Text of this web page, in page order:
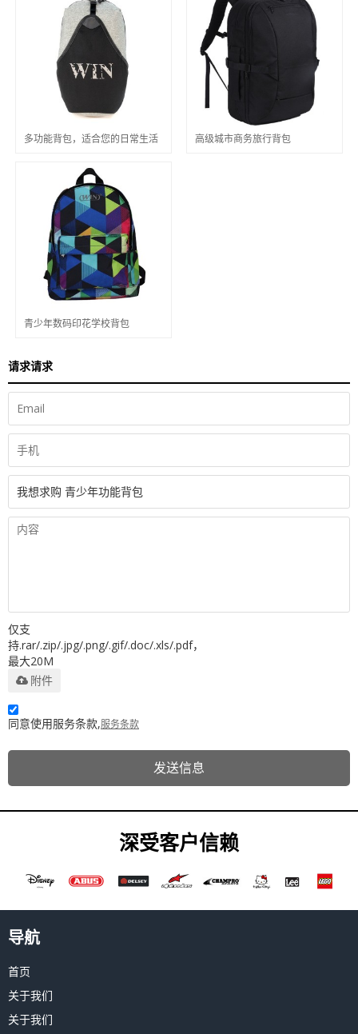
多功能背包，适合您的日常生活 高级城市商务旅行背包
青少年数码印花学校背包
请求请求
仅支
持.rar/.zip/.jpg/.png/.gif/.doc/.xls/.pdf，
最大20M
附件
同意使用服务条款,服务条款
发送信息
深受客户信赖
导航
首页
关于我们
关于我们